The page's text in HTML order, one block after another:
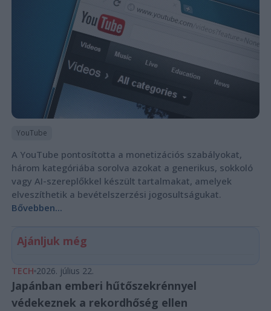
YouTube
A YouTube pontosította a monetizációs szabályokat,
három kategóriába sorolva azokat a generikus, sokkoló
vagy AI-szereplőkkel készült tartalmakat, amelyek
elveszíthetik a bevételszerzési jogosultságukat.
Bővebben...
Ajánljuk még
TECH 2026. július 22.
Japánban emberi hűtőszekrénnyel
védekeznek a rekordhőség ellen